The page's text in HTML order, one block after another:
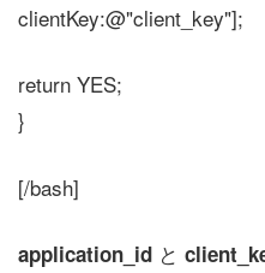
clientKey:@"client_key"];
return YES;
}
[/bash]
application_id と